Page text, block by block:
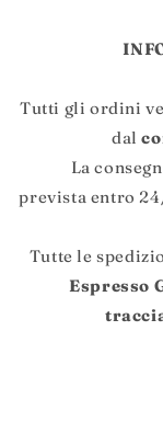
Tutti gli ordini
dal
La
prevista entro
Tutte le
Espresso